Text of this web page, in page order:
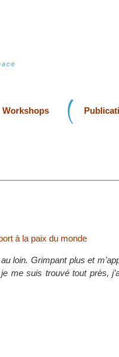
Workshops
à la paix du monde
loin. Grimpant plus et
me suis trouvé tout près,